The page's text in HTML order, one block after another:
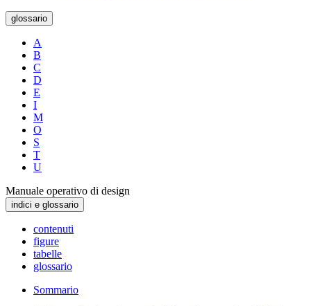
glossario
A
B
C
D
E
I
M
O
S
T
U
Manuale operativo di design
indici e glossario
contenuti
figure
tabelle
glossario
Sommario